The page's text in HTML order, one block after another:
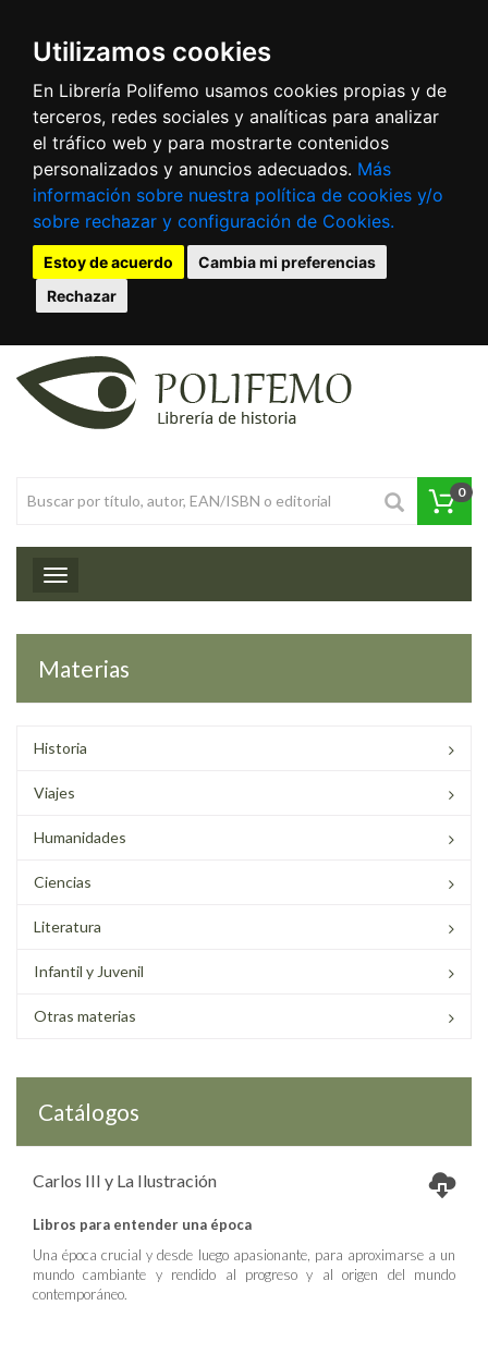
Utilizamos cookies
En Librería Polifemo usamos cookies propias y de
terceros, redes sociales y analíticas para analizar
el tráfico web y para mostrarte contenidos
personalizados y anuncios adecuados. Más
información sobre nuestra política de cookies y/o
sobre rechazar y configuración de Cookies.
Estoy de acuerdo
Cambia mi preferencias
Rechazar
0
Toggle navigation
Materias
Historia
Viajes
Humanidades
Ciencias
Literatura
Infantil y Juvenil
Otras materias
Catálogos
Carlos III y La Ilustración
Libros para entender una época
Una época crucial y desde luego apasionante, para aproximarse a un
mundo cambiante y rendido al progreso y al origen del mundo
contemporáneo.